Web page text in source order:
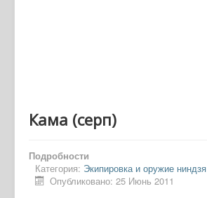
Кама (серп)
Подробности
Категория: Экипировка и оружие ниндзя
Опубликовано: 25 Июнь 2011